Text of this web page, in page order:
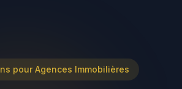
pour Agences Immobilières